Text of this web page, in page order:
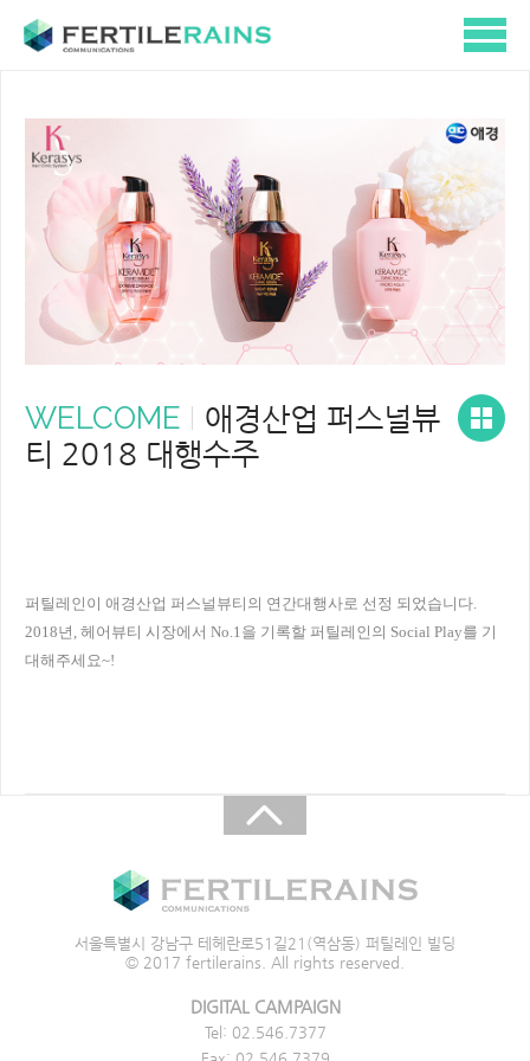
WELCOME
애경산업 퍼스널뷰
티 2018 대행수주
퍼틸레인이 애경산업 퍼스널뷰티의 연간대행사로 선정 되었습니다
2018년 헤어뷰티 시장에서 No.1 을 기록할 퍼틸레인의 Social Play를 기
대해주세요~!
서울특별시 강남구 테헤란로51길21(역삼동) 퍼틸레인 빌딩
© 2017 fertilerains. All rights reserved.
DIGITAL CAMPAIGN
Tel: 02.546.7377
Fax: 02.546.7379